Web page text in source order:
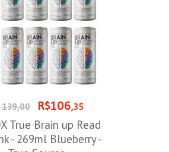
139,00 R$106,35
True Brain up Read
- 269ml Blueberry -